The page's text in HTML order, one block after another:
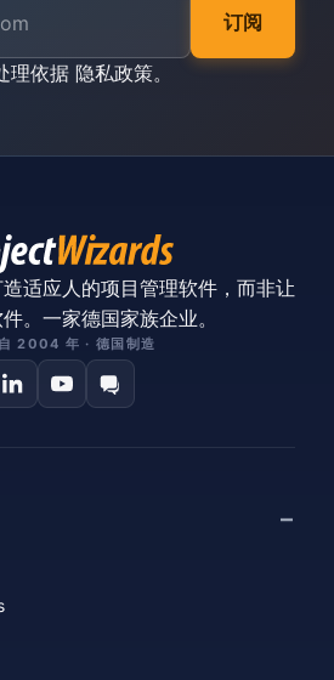
订阅
理依据 隐私政策。
适应人的项目管理软件，而非让
。一家德国家族企业。
2004 年 · 德国制造